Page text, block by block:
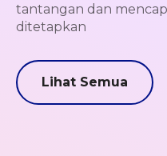
tantangan dan
ditetapkan
Lihat Semua